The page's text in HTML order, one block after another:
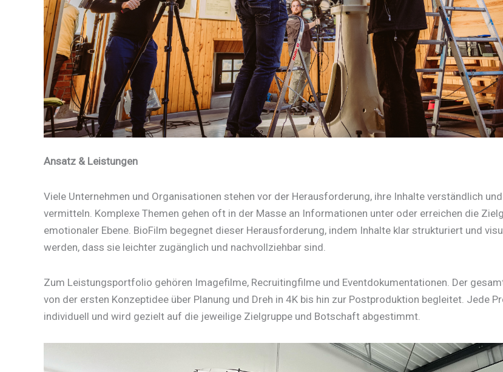
Ansatz & Leistungen
Viele Unternehmen und Organisationen stehen vor der Herausforderung, ihre Inhalte verständlich
vermitteln. Komplexe Themen gehen oft in der Masse an Informationen unter oder erreichen die
emotionaler Ebene. BioFilm begegnet dieser Herausforderung, indem Inhalte klar strukturiert und
werden, dass sie leichter zugänglich und nachvollziehbar sind.
Zum Leistungsportfolio gehören Imagefilme, Recruitingfilme und Eventdokumentationen. Der
von der ersten Konzeptidee über Planung und Dreh in 4K bis hin zur Postproduktion begleitet. Jede
individuell und wird gezielt auf die jeweilige Zielgruppe und Botschaft abgestimmt.